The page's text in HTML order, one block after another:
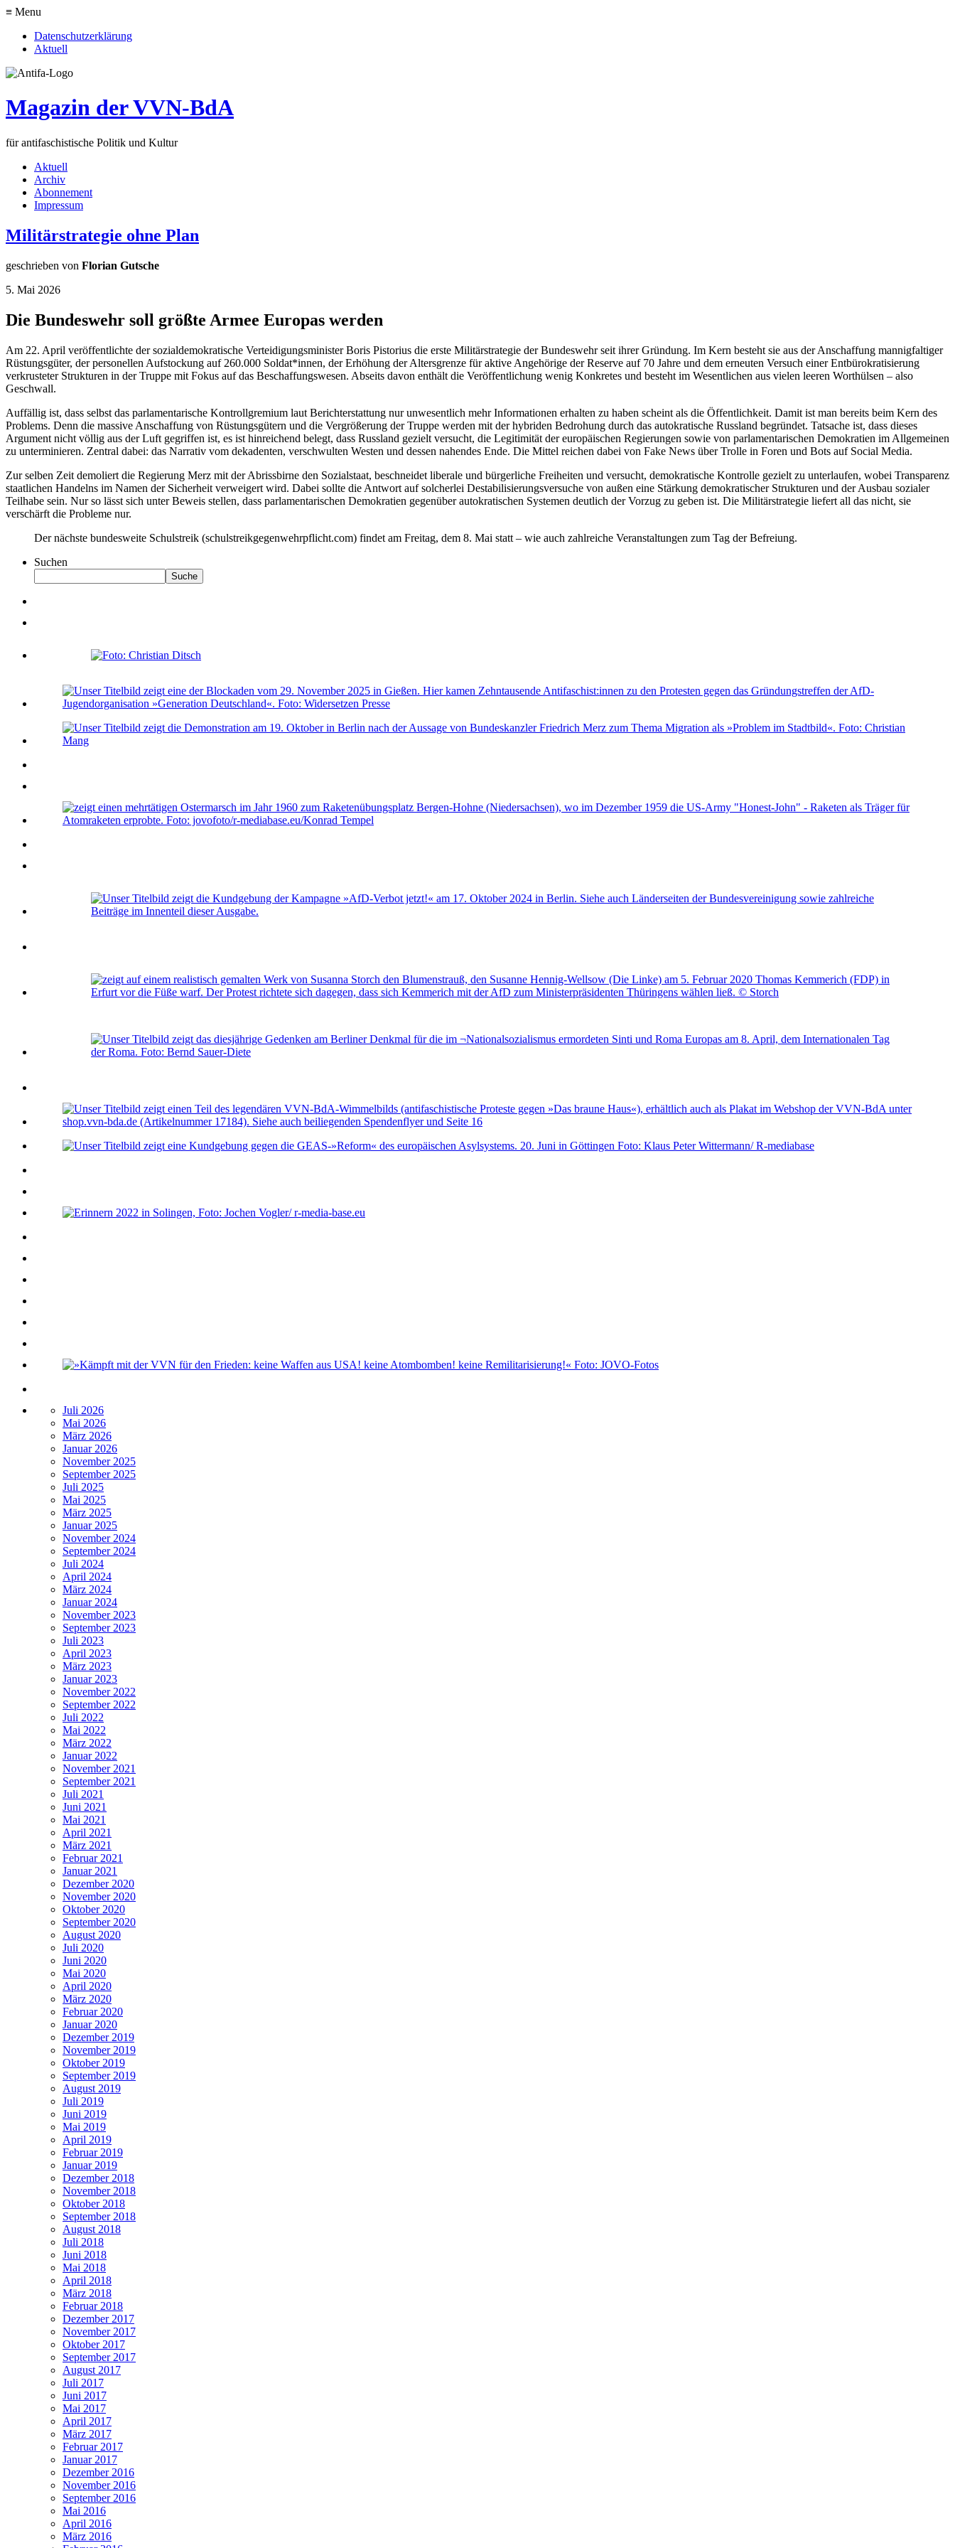
≡ Menu
Datenschutzerklärung
Aktuell
Magazin der VVN-BdA
für antifaschistische Politik und Kultur
Aktuell
Archiv
Abonnement
Impressum
Militärstrategie ohne Plan
geschrieben von Florian Gutsche
5. Mai 2026
Die Bundeswehr soll größte Armee Europas werden
Am 22. April veröffentlichte der sozialdemokratische Verteidigungsminister Boris Pistorius die erste Militärstrategie der Bundeswehr seit ihrer Gründung. Im Kern besteht sie aus der Anschaffung mannigfaltiger
Rüstungsgüter, der personellen Aufstockung auf 260.000 Soldat*innen, der Erhöhung der Altersgrenze für aktive Angehörige der Reserve auf 70 Jahre und dem erneuten Versuch einer Entbürokratisierung
verkrusteter Strukturen in der Truppe mit Fokus auf das Beschaffungswesen. Abseits davon enthält die Veröffentlichung wenig Konkretes und besteht im Wesentlichen aus vielen leeren Worthülsen – also
Geschwall.
Auffällig ist, dass selbst das parlamentarische Kontrollgremium laut Berichterstattung nur unwesentlich mehr Informationen erhalten zu haben scheint als die Öffentlichkeit. Damit ist man bereits beim Kern des
Problems. Denn die massive Anschaffung von Rüstungsgütern und die Vergrößerung der Truppe werden mit der hybriden Bedrohung durch das autokratische Russland begründet. Tatsache ist, dass dieses
Argument nicht völlig aus der Luft gegriffen ist, es ist hinreichend belegt, dass Russland gezielt versucht, die Legitimität der europäischen Regierungen sowie von parlamentarischen Demokratien im Allgemeinen
zu unterminieren. Zentral dabei: das Narrativ vom dekadenten, verschwulten Westen und dessen nahendes Ende. Die Mittel reichen dabei von Fake News über Trolle in Foren und Bots auf Social Media.
Zur selben Zeit demoliert die Regierung Merz mit der Abrissbirne den Sozialstaat, beschneidet liberale und bürgerliche Freiheiten und versucht, demokratische Kontrolle gezielt zu unterlaufen, wobei Transparenz
staatlichen Handelns im Namen der Sicherheit verweigert wird. Dabei sollte die Antwort auf solcherlei Destabilisierungsversuche von außen eine Stärkung demokratischer Strukturen und der Ausbau sozialer
Teilhabe sein. Nur so lässt sich unter Beweis stellen, dass parlamentarischen Demokratien gegenüber autokratischen Systemen deutlich der Vorzug zu geben ist. Die Militärstrategie liefert all das nicht, sie
verschärft die Probleme nur.
Der nächste bundesweite Schulstreik (schulstreikgegenwehrpflicht.com) findet am Freitag, dem 8. Mai statt – wie auch zahlreiche Veranstaltungen zum Tag der Befreiung.
Suchen
Suche
Juli 2026
Mai 2026
März 2026
Januar 2026
November 2025
September 2025
Juli 2025
Mai 2025
März 2025
Januar 2025
November 2024
September 2024
Juli 2024
April 2024
März 2024
Januar 2024
November 2023
September 2023
Juli 2023
April 2023
März 2023
Januar 2023
November 2022
September 2022
Juli 2022
Mai 2022
März 2022
Januar 2022
November 2021
September 2021
Juli 2021
Juni 2021
Mai 2021
April 2021
März 2021
Februar 2021
Januar 2021
Dezember 2020
November 2020
Oktober 2020
September 2020
August 2020
Juli 2020
Juni 2020
Mai 2020
April 2020
März 2020
Februar 2020
Januar 2020
Dezember 2019
November 2019
Oktober 2019
September 2019
August 2019
Juli 2019
Juni 2019
Mai 2019
April 2019
Februar 2019
Januar 2019
Dezember 2018
November 2018
Oktober 2018
September 2018
August 2018
Juli 2018
Juni 2018
Mai 2018
April 2018
März 2018
Februar 2018
Dezember 2017
November 2017
Oktober 2017
September 2017
August 2017
Juli 2017
Juni 2017
Mai 2017
April 2017
März 2017
Februar 2017
Januar 2017
Dezember 2016
November 2016
September 2016
Mai 2016
April 2016
März 2016